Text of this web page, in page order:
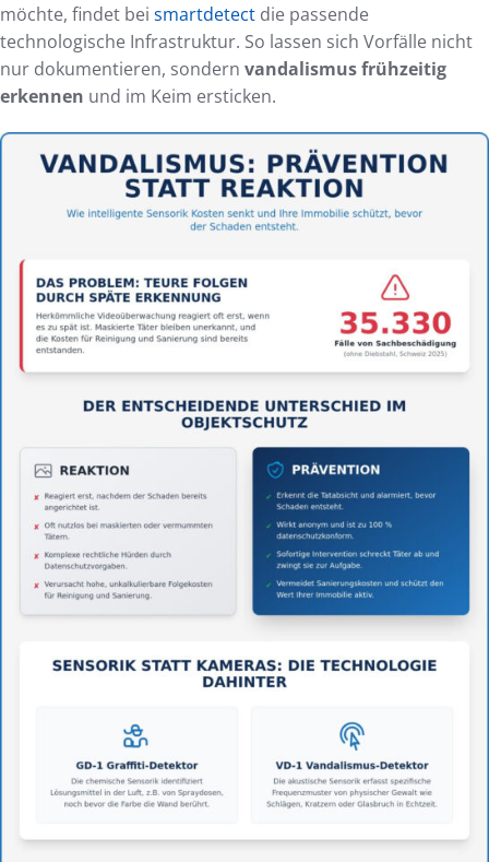
möchte, findet bei smartdetect die passende
technologische Infrastruktur. So lassen sich Vorfälle nicht
nur dokumentieren, sondern vandalismus frühzeitig
erkennen und im Keim ersticken.